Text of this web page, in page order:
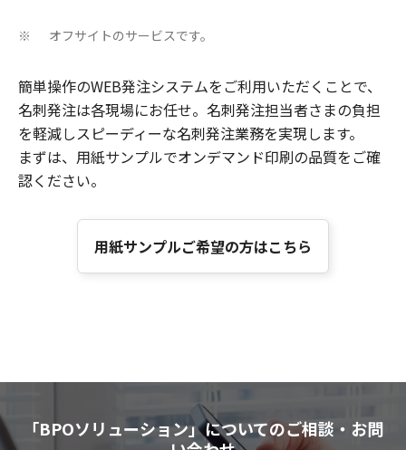
※ オフサイトのサービスです。
簡単操作のWEB発注システムをご利用いただくことで、
名刺発注は各現場にお任せ。名刺発注担当者さまの負担
を軽減しスピーディーな名刺発注業務を実現します。
まずは、用紙サンプルでオンデマンド印刷の品質をご確
認ください。
用紙サンプルご希望の方はこちら
「BPOソリューション」についてのご相談・お問